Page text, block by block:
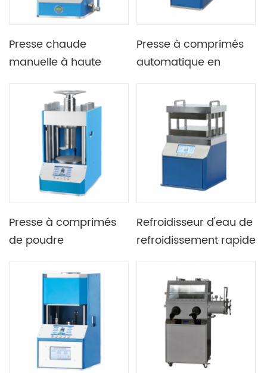
Presse chaude
manuelle à haute
avec moule en alliage
à base de nickel
Presse à comprimés
automatique en
avec écran LCD de 4,3
pouces
Presse à comprimés
de poudre
automatique de
grand tonnage de
laboratoire 150T,
ordinateur en option
pour télécommande
Refroidisseur d'eau de
refroidissement rapide
plaque chauffante
automatique 300C
40T 400x400mm